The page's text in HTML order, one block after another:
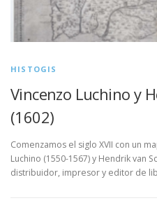
HISTOGIS
Vincenzo Luchino y
(1602)
Comenzamos el siglo XVII con un
Luchino (1550-1567) y Hendrik van
distribuidor, impresor y editor de